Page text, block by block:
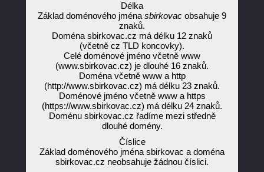
Délka
Základ doménového jména sbirkovac obsahuje 9
znaků.
Doména sbirkovac.cz má délku 12 znaků
(včetně cz TLD koncovky).
Celé doménové jméno včetně www
(www.sbirkovac.cz) je dlouhé 16 znaků.
Doména včetně www a http
(http://www.sbirkovac.cz) má délku 23 znaků.
Doménové jméno včetně www a https
(https://www.sbirkovac.cz) má délku 24 znaků.
Doménu sbirkovac.cz řadíme mezi středně
dlouhé domény.
Číslice
Základ doménového jména sbirkovac a doména
sbirkovac.cz neobsahuje žádnou číslici.